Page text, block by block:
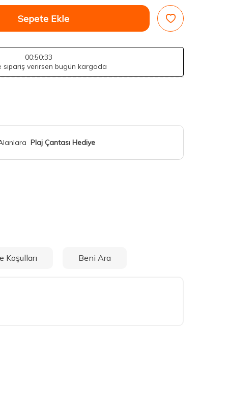
Sepete Ekle
00:50:32
sipariş verirsen bugün kargoda
Plaj Çantası Hediye
Koşulları Beni Ara